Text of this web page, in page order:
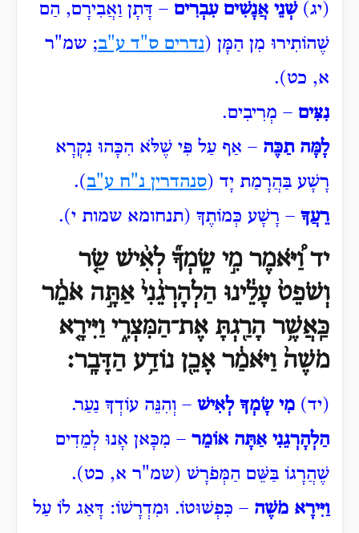
(יג)שְׁנֵי אֲנָשִׁים עִבְרִים – דָּתָן וַאֲבִירָם, הַם
שֶׁהוֹתִירוּ מִן הַמָּן (נדרים ס"ד ע"ב; שמ"ר
א, כט).
נִצִּים – מְרִיבִים.
לָמָּה תַכֶּה – אַף עַל פִּי שֶׁלֹּא הִכָּהוּ נִקְרָא
רָשָׁע בַּהֲרָמַת יָד (סנהדרין נ"ח ע"ב).
רֵעֲךָ – רָשָׁע כְּמוֹתֶךָ (תנחומא שמות י).
יד וַ֠יֹּאמֶר מִ֣י שָֽׂמְךָ֞ לְאִ֨ישׁ שַׂ֤ר
וְשֹׁפֵט֙ עָלֵ֔ינוּ הַלְהָרְגֵ֨נִי֙ אַתָּ֣ה אֹמֵ֔ר
כַּֽאֲשֶׁ֥ר הָרַ֖גְתָּ אֶת־הַמִּצְרִ֑י וַיִּירָ֤א
מֹשֶׁה֙ וַיֹּאמַ֔ר אָכֵ֖ן נוֹדַ֥ע הַדָּבָֽר׃
(יד) מִי שָׂמְךָ לְאִישׁ – וְהִנֵּה עוֹדְךָ נַעַר.
הַלְהָרְגֵנִי אַתָּה אוֹמֵר – מִכָּאן אָנוּ לְמֵדִים
שֶׁהֲרָגוֹ בַּשֵּׁם הַמְּפֹרָשׁ (שמ"ר א, כט).
וַיִּירָא מֹשֶׁה – כִּפְשׁוּטוֹ. וּמִדְרָשׁוֹ: דָּאַג לוֹ עַל